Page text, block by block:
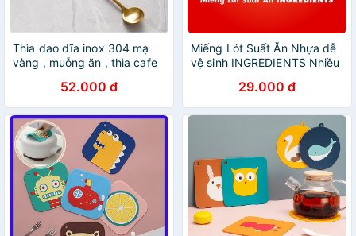
Thìa dao dĩa inox 304 mạ
vàng , muỗng ăn , thìa cafe
52.000 đ
Miếng Lót Suất Ăn Nhựa dễ
vệ sinh INGREDIENTS Nhiều
khẩu Thái Lan29.000 đ